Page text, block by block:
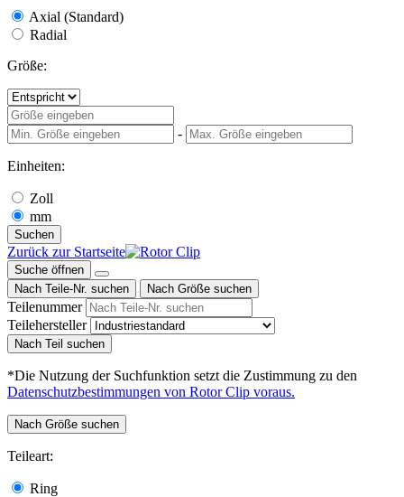
Axial (Standard)
Radial
Größe:
-
Einheiten:
Zoll
mm
Suchen
Zurück zur Startseite
Suche öffnen
Nach Teile-Nr. suchen
Nach Größe suchen
Teilenummer
Teilehersteller
Nach Teil suchen
*Die Nutzung der Suchfunktion setzt die Zustimmung zu den
Datenschutzbestimmungen von Rotor Clip voraus.
Nach Größe suchen
Teileart:
Ring